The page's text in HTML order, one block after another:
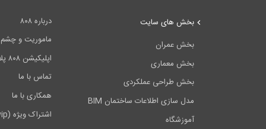
درباره ۸۰۸
ماموریت و چشم
اپلیکیشن ۸۰۸ پلاس
تماس با ما
همکاری با ما
اشتراک ویژه (vip)
بخش های سایت
بخش عمران
بخش معماری
بخش طراحی عملکردی
مدل سازی اطلاعات ساختمان BIM
آموزشگاه